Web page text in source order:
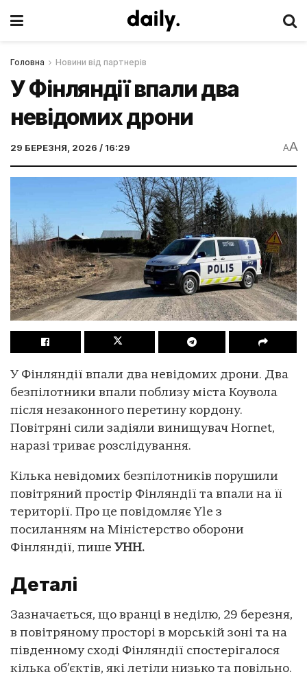
Головна Новини від партнерів
У Фінляндії впали два
невідомих дрони
29 БЕРЕЗНЯ, 2026 / 16:29 AA
У Фінляндії впали два невідомих дрони. Два
безпілотники впали поблизу міста Коувола
після незаконного перетину кордону.
Повітряні сили задіяли винищувач Hornet,
наразі триває розслідування.
Кілька невідомих безпілотників порушили
повітряний простір Фінляндії та впали на її
території. Про це повідомляє Yle з
посиланням на Міністерство оборони
Фінляндії, пише УНН.
Деталі
Зазначається, що вранці в неділю, 29 березня,
в повітряному просторі в морській зоні та на
південному сході Фінляндії спостерігалося
кілька об’єктів, які летіли низько та повільно.